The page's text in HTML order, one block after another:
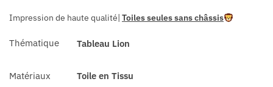
Impression de haute qualité Toiles seules sans châssis
Thématique Tableau Lion
Matériaux Toile en Tissu